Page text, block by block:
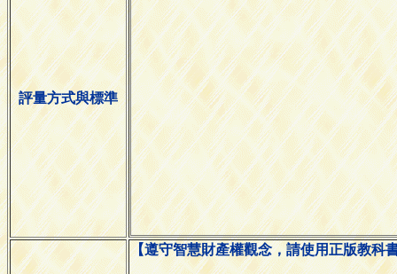
評量方式與標準
【遵守智慧財產權觀念，請使用正版教科